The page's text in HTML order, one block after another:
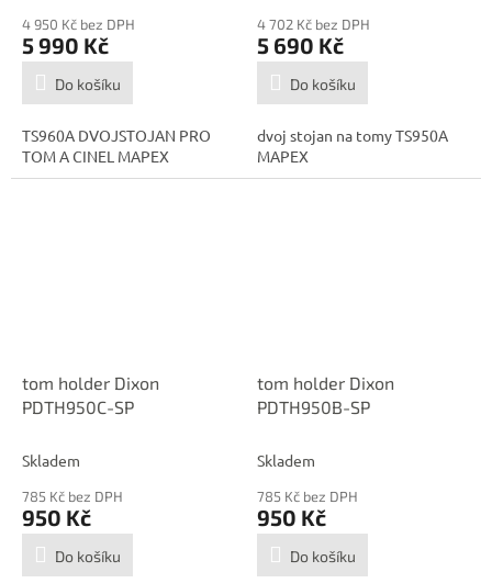
4 950 Kč bez DPH
5 990 Kč
Do košíku
TS960A DVOJSTOJAN PRO
TOM A CINEL MAPEX
4 702 Kč bez DPH
5 690 Kč
Do košíku
dvoj stojan na tomy TS950A
MAPEX
tom holder Dixon
PDTH950C-SP
Skladem
785 Kč bez DPH
950 Kč
Do košíku
tom holder Dixon
PDTH950B-SP
Skladem
785 Kč bez DPH
950 Kč
Do košíku